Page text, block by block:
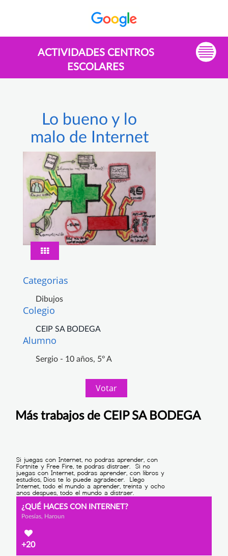
ACTIVIDADES CENTROS
ESCOLARES
Lo bueno y lo
malo de Internet
Categorias
Dibujos
Colegio
CEIP SA BODEGA
Alumno
Sergio - 10 años, 5º A
Votar
Más trabajos de CEIP SA BODEGA
¿QUÉ HACES CON INTERNET?
Poesías, Haroun
+20